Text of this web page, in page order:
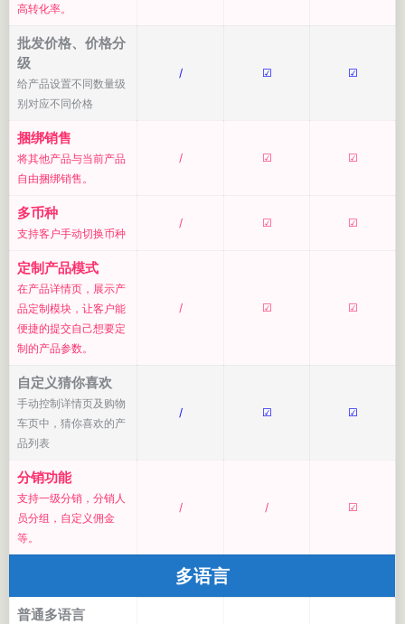
高转化率。
批发价格、价格分
级
给产品设置不同数量级
别对应不同价格
/ ☑ ☑
捆绑销售
将其他产品与当前产品
自由捆绑销售。
/ ☑ ☑
多币种
支持客户手动切换币种
/ ☑ ☑
定制产品模式
在产品详情页，展示产
品定制模块，让客户能
便捷的提交自己想要定
制的产品参数。
/ ☑ ☑
自定义猜你喜欢
手动控制详情页及购物
车页中，猜你喜欢的产
品列表
/ ☑ ☑
分销功能
支持一级分销，分销人
员分组，自定义佣金
等。
/ / ☑
多语言
普通多语言